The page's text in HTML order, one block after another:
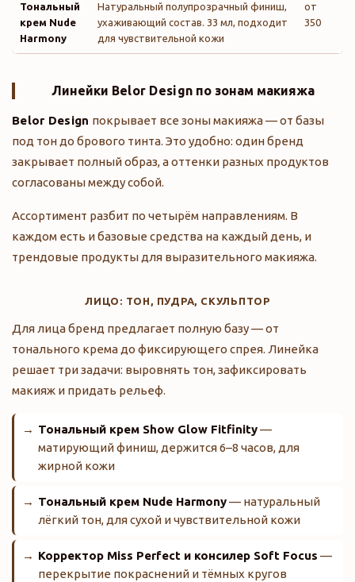
Тональный
крем Nude
Harmony
Натуральный полупрозрачный финиш,
ухаживающий состав. 33 мл, подходит
для чувствительной кожи
от
350
Линейки Belor Design по зонам макияжа
Belor Design покрывает все зоны макияжа — от базы
под тон до брового тинта. Это удобно: один бренд
закрывает полный образ, а оттенки разных продуктов
согласованы между собой.
Ассортимент разбит по четырём направлениям. В
каждом есть и базовые средства на каждый день, и
трендовые продукты для выразительного макияжа.
ЛИЦО: ТОН, ПУДРА, СКУЛЬПТОР
Для лица бренд предлагает полную базу — от
тонального крема до фиксирующего спрея. Линейка
решает три задачи: выровнять тон, зафиксировать
макияж и придать рельеф.
Тональный крем Show Glow Fitfinity—
матирующий финиш, держится 6–8 часов, для
жирной кожи
Тональный крем Nude Harmony— натуральный
лёгкий тон, для сухой и чувствительной кожи
Корректор Miss Perfect и консилер Soft Focus —
перекрытие покраснений и тёмных кругов